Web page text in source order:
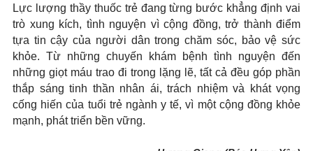
Lực lượng thầy thuốc trẻ đang từng bước khẳng định vai
trò xung kích, tình nguyện vì cộng đồng, trở thành điểm
tựa tin cậy của người dân trong chăm sóc, bảo vệ sức
khỏe. Từ những chuyến khám bệnh tình nguyện đến
những giọt máu trao đi trong lặng lẽ, tất cả đều góp phần
thắp sáng tinh thần nhân ái, trách nhiệm và khát vọng
cống hiến của tuổi trẻ ngành y tế, vì một cộng đồng khỏe
mạnh, phát triển bền vững.